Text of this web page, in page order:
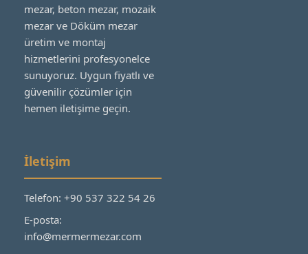
mezar, beton mezar, mozaik
mezar ve Döküm mezar
üretim ve montaj
hizmetlerini profesyonelce
sunuyoruz. Uygun fiyatlı ve
güvenilir çözümler için
hemen iletişime geçin.
İletişim
Telefon: +90 537 322 54 26
E-posta:
info@mermermezar.com